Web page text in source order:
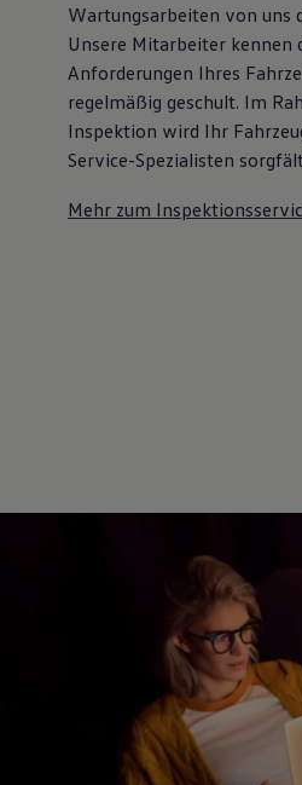
Wartungsarbeiten von uns
Unsere Mitarbeiter kennen
Anforderungen Ihres
regelmäßig geschult. Im
Inspektion wird Ihr
Service-Spezialisten
Mehr zum